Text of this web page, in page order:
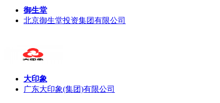
御生堂
北京御生堂投资集团有限公司
大印象
广东大印象(集团)有限公司